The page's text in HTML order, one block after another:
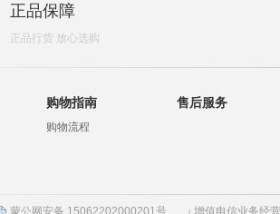
正品保障
正品行货 放心选购
购物指南
购物流程
售后服务